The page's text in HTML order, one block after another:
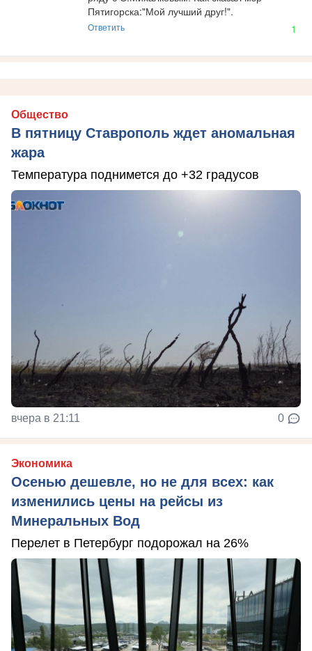
Пятигорска:"Мой лучший друг!".
Ответить 1
Общество
В пятницу Ставрополь ждет аномальная
жара
Температура поднимется до +32 градусов
вчера в 21:11 0
Экономика
Осенью дешевле, но не для всех: как
изменились цены на рейсы из
Минеральных Вод
Перелет в Петербург подорожал на 26%